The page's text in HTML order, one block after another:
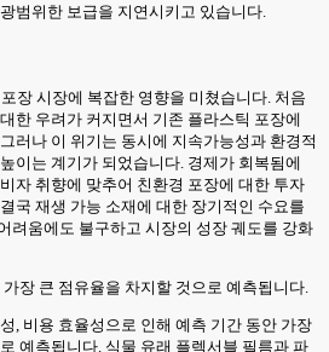
범위한 보급을 지연시키고 있습니다.
장 시장에 복잡한 영향을 미쳤습니다. 처음
한 우려가 커지면서 기존 플라스틱 포장에
러나 이 위기는 동시에 지속가능성과 환경적
이는 계기가 되었습니다. 경제가 회복됨에
자 취향에 맞추어 친환경 포장에 대한 투자
국 재생 가능 소재에 대한 장기적인 수요를
려움에도 불구하고 시장의 성장 궤도를 강화
장 큰 점유율을 차지할 것으로 예측됩니다.
, 비용 효율성으로 인해 예측 기간 동안 가장
예측됩니다. 식물 유래 플렉서블 필름과 파